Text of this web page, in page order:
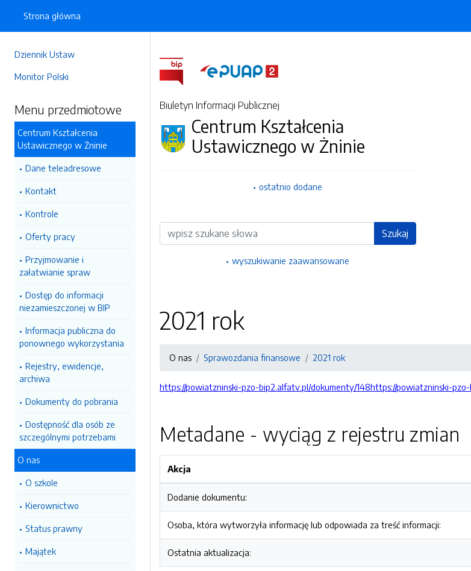
Dziennik Ustaw
Monitor Polski
Menu przedmiotowe
Centrum Kształcenia
Ustawicznego w Żninie
Dane teleadresowe
Kontakt
Kontrole
Oferty pracy
Przyjmowanie i
załatwianie spraw
Dostęp do informacji
niezamieszczonej w BIP
Informacja publiczna do
ponownego wykorzystania
Rejestry, ewidencje,
archiwa
Dokumenty do pobrania
Dostępność dla osób ze
szczególnymi potrzebami
O nas
O szkole
Kierownictwo
Status prawny
Majątek
Strona główna
Biuletyn Informacji Publicznej
Centrum Kształcenia
Ustawicznego w Żninie
ostatnio dodane
Wyszukiwarka Szukaj
wyszukiwanie zaawansowane
2021 rok
O nas Sprawozdania finansowe 2021 rok
https://powiatzninski-pzo-bip2.alfatv.pl/dokumenty/148https://powiatzninski-
Metadane - wyciąg z rejestru zmian
Akcja
Dodanie dokumentu:
Osoba, która wytworzyła informację lub odpowiada za treść informacji:
Ostatnia aktualizacja: